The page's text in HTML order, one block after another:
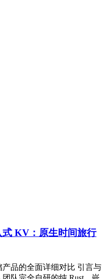
KV：原生时间旅行
品的全面详细对比 引言与